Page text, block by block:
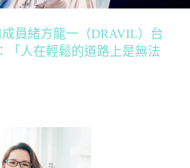
成員緒方龍一（DRAVIL）台
「人在輕鬆的道路上是無法